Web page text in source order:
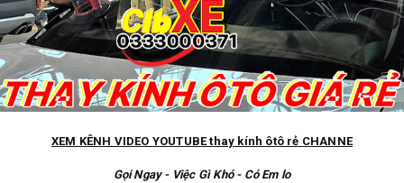
XEM KÊNH VIDEO YOUTUBE thay kính ôtô rẻ CHANNE
Gọi Ngay - Việc Gì Khó - Có Em lo